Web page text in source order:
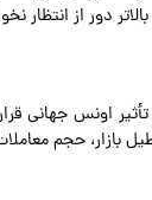
اونس جهانی
بازار، حجم